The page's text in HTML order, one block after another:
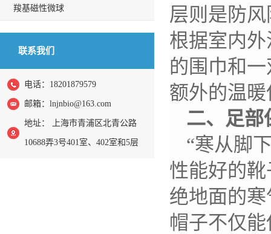
羧基磁性微球
联系我们
电话：18201879579
邮箱： lnjnbio@163.com
地址： 上海市青浦区北青公路
10688弄3号401室、402室和5层
层则是防
根据室内
的围巾和
额外的温
二、足部
“寒从脚
性能好的
绝地面的
帽子不仅